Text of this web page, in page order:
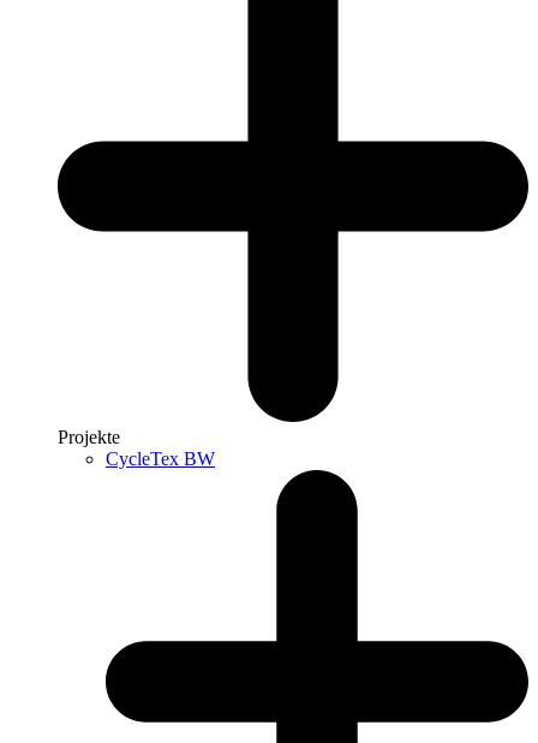
Projekte
CycleTex BW